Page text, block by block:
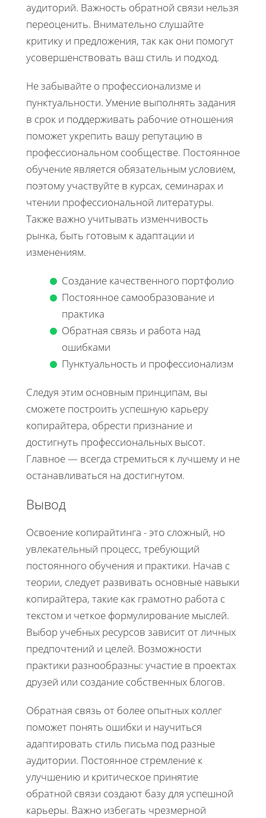
аудиторий. Важность обратной связи нельзя
переоценить. Внимательно слушайте
критику и предложения, так как они помогут
усовершенствовать ваш стиль и подход.
Не забывайте о профессионализме и
пунктуальности. Умение выполнять задания
в срок и поддерживать рабочие отношения
поможет укрепить вашу репутацию в
профессиональном сообществе. Постоянное
обучение является обязательным условием,
поэтому участвуйте в курсах, семинарах и
чтении профессиональной литературы.
Также важно учитывать изменчивость
рынка, быть готовым к адаптации и
изменениям.
Создание качественного портфолио
Постоянное самообразование и
практика
Обратная связь и работа над
ошибками
Пунктуальность и профессионализм
Следуя этим основным принципам, вы
сможете построить успешную карьеру
копирайтера, обрести признание и
достигнуть профессиональных высот.
Главное — всегда стремиться к лучшему и не
останавливаться на достигнутом.
Вывод
Освоение копирайтинга - это сложный, но
увлекательный процесс, требующий
постоянного обучения и практики. Начав с
теории, следует развивать основные навыки
копирайтера, такие как грамотно работа с
текстом и четкое формулирование мыслей.
Выбор учебных ресурсов зависит от личных
предпочтений и целей. Возможности
практики разнообразны: участие в проектах
друзей или создание собственных блогов.
Обратная связь от более опытных коллег
поможет понять ошибки и научиться
адаптировать стиль письма под разные
аудитории. Постоянное стремление к
улучшению и критическое принятие
обратной связи создают базу для успешной
карьеры. Важно избегать чрезмерной